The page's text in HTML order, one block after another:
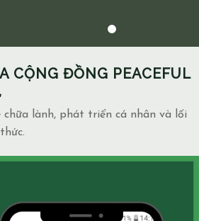
CỘNG ĐỒNG PEACEFUL
chữa lành, phát triển cá nhân và lối
BẠN NÊN ĐẶT TAY ĐỦ 10 VỊ TRÍ
14/12/2025
Blogadmin